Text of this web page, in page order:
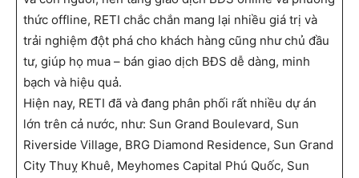
thức offline, RETI chắc chắn mang lại nhiều giá trị và
trải nghiệm đột phá cho khách hàng cũng như chủ đầu
tư, giúp họ mua – bán giao dịch BĐS dễ dàng, minh
bạch và hiệu quả.
Hiện nay, RETI đã và đang phân phối rất nhiều dự án
lớn trên cả nước, như: Sun Grand Boulevard, Sun
Riverside Village, BRG Diamond Residence, Sun Grand
City Thuỵ Khuê, Meyhomes Capital Phú Quốc, Sun